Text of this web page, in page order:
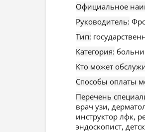
Официальное
Руководитель:
Тип:
Категория:
Кто может
Способы оплаты
Перечень
врач узи,
инструктор лфк,
эндоскопист,